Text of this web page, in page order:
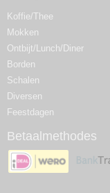
Koffie/Thee
Mokken
Ontbijt/Lunch/Diner
Borden
Schalen
Diversen
Feestdagen
Betaalmethodes